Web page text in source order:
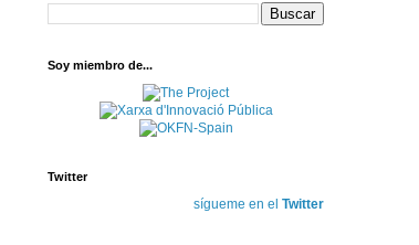
Soy miembro de...
Twitter
sígueme en el Twitter